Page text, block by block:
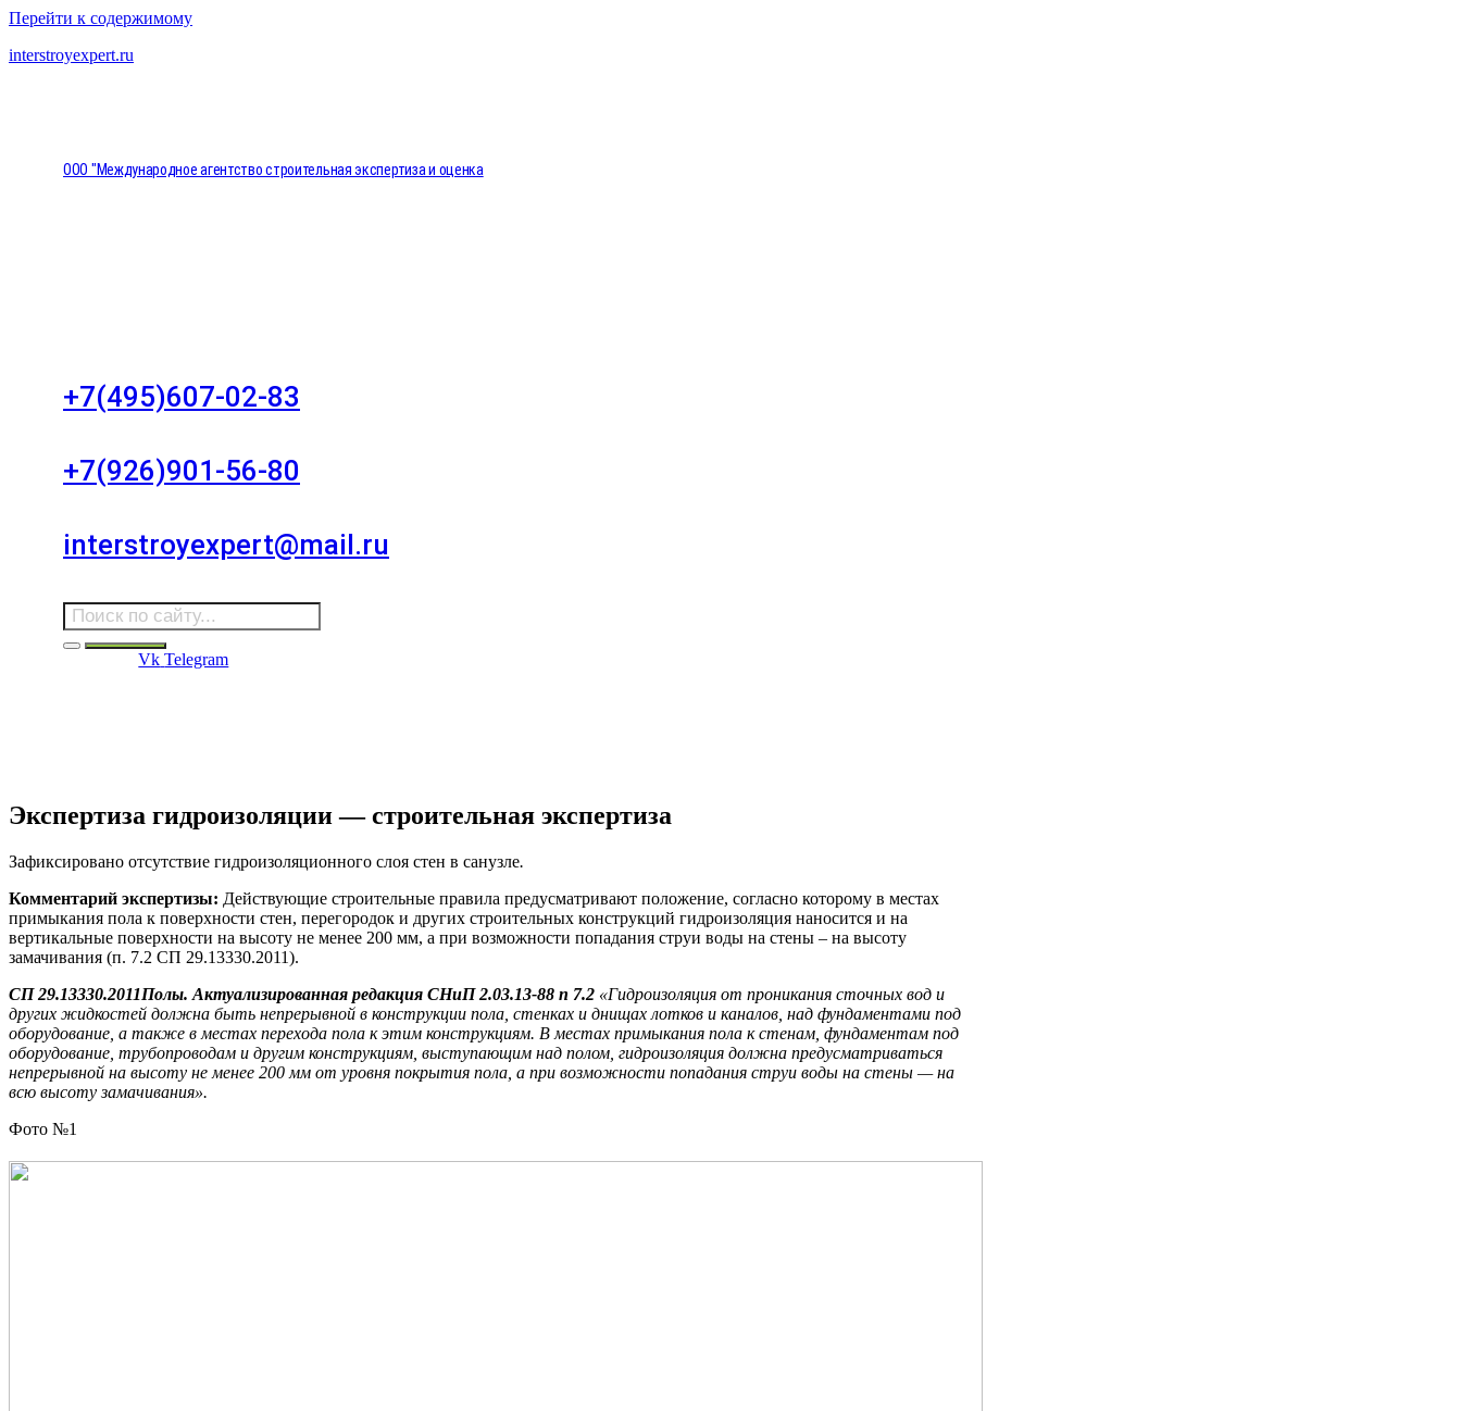
Перейти к содержимому
interstroyexpert.ru
ООО "Международное агентство строительная экспертиза и оценка
+7(495)607-02-83
+7(926)901-56-80
interstroyexpert@mail.ru
Vk Telegram
Экспертиза гидроизоляции — строительная экспертиза
Зафиксировано отсутствие гидроизоляционного слоя стен в санузле.
Комментарий экспертизы: Действующие строительные правила предусматривают положение, согласно которому в местах
примыкания пола к поверхности стен, перегородок и других строительных конструкций гидроизоляция наносится и на
вертикальные поверхности на высоту не менее 200 мм, а при возможности попадания струи воды на стены – на высоту
замачивания (п. 7.2 СП 29.13330.2011).
СП 29.13330.2011Полы. Актуализированная редакция СНиП 2.03.13-88 п 7.2 «Гидроизоляция от проникания сточных вод и
других жидкостей должна быть непрерывной в конструкции пола, стенках и днищах лотков и каналов, над фундаментами под
оборудование, а также в местах перехода пола к этим конструкциям. В местах примыкания пола к стенам, фундаментам под
оборудование, трубопроводам и другим конструкциям, выступающим над полом, гидроизоляция должна предусматриваться
непрерывной на высоту не менее 200 мм от уровня покрытия пола, а при возможности попадания струи воды на стены — на
всю высоту замачивания».
Фото №1